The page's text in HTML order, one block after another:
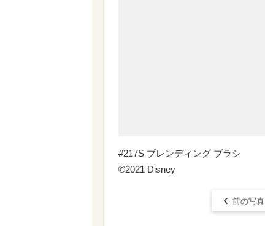
#217S ブレンディング ブラシ
©2021 Disney
前の写真